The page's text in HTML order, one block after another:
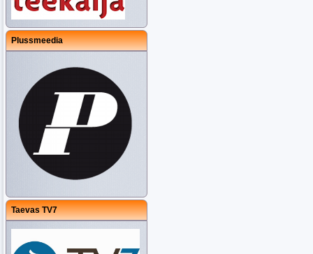
Plussmeedia
Taevas TV7